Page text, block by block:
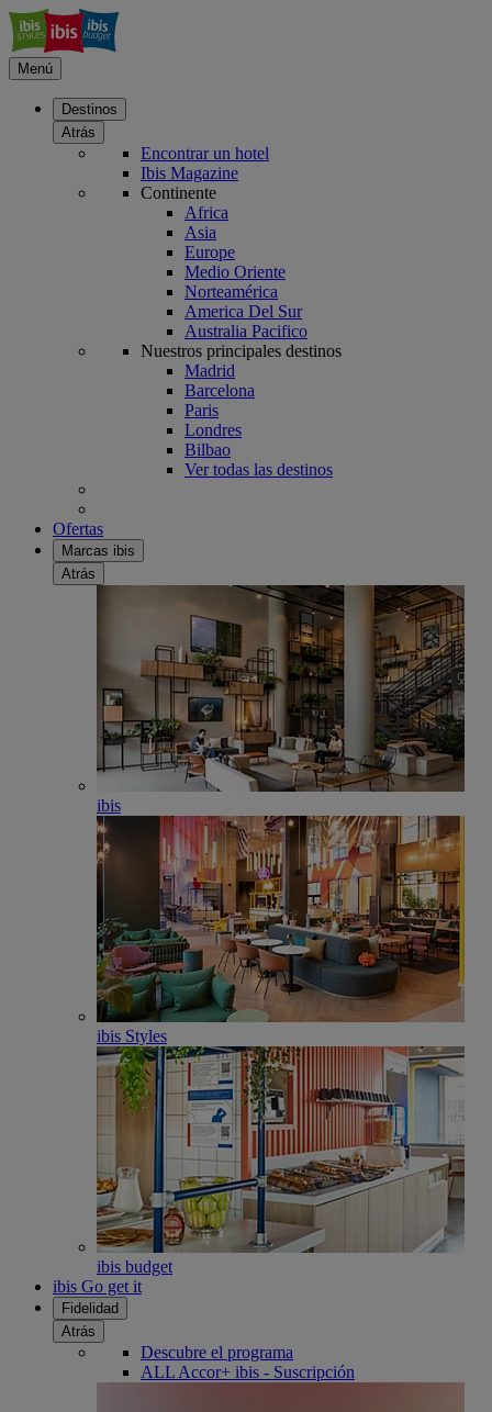
Menú
Destinos
Atrás
Encontrar un hotel
Ibis Magazine
Continente
Africa
Asia
Europe
Medio Oriente
Norteamérica
America Del Sur
Australia Pacifico
Nuestros principales destinos
Madrid
Barcelona
Paris
Londres
Bilbao
Ver todas las destinos
Ofertas
Marcas ibis
Atrás
ibis
ibis Styles
ibis budget
ibis Go get it
Fidelidad
Atrás
Descubre el programa
ALL Accor+ ibis - Suscripción